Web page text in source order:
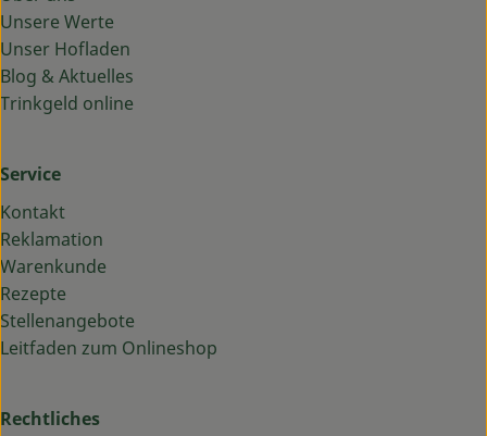
Unsere Werte
Unser Hofladen
Blog & Aktuelles
Trinkgeld online
Service
Kontakt
Reklamation
Warenkunde
Rezepte
Stellenangebote
Leitfaden zum Onlineshop
Rechtliches